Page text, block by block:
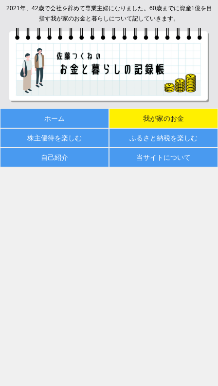
2021年、42歳で会社を辞めて専業主婦になりました。60歳までに資産1億を目
指す我が家のお金と暮らしについて記していきます。
ホーム 我が家のお金
株主優待を楽しむ ふるさと納税を楽しむ
自己紹介 当サイトについて